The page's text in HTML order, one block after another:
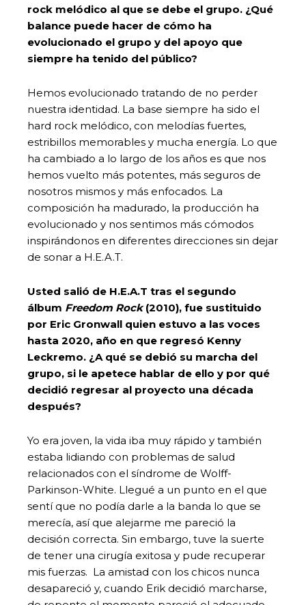
rock melódico al que se debe el grupo. ¿Qué
balance puede hacer de cómo ha
evolucionado el grupo y del apoyo que
siempre ha tenido del público?
Hemos evolucionado tratando de no perder
nuestra identidad. La base siempre ha sido el
hard rock melódico, con melodías fuertes,
estribillos memorables y mucha energía. Lo que
ha cambiado a lo largo de los años es que nos
hemos vuelto más potentes, más seguros de
nosotros mismos y más enfocados. La
composición ha madurado, la producción ha
evolucionado y nos sentimos más cómodos
inspirándonos en diferentes direcciones sin dejar
de sonar a H.E.A.T.
Usted salió de H.E.A.T tras el segundo
álbum Freedom Rock(2010), fue sustituido
por Eric Gronwall quien estuvo a las voces
hasta 2020, año en que regresó Kenny
Leckremo. ¿A qué se debió su marcha del
grupo, si le apetece hablar de ello y por qué
decidió regresar al proyecto una década
después?
Yo era joven, la vida iba muy rápido y también
estaba lidiando con problemas de salud
relacionados con el síndrome de Wolff-
Parkinson-White. Llegué a un punto en el que
sentí que no podía darle a la banda lo que se
merecía, así que alejarme me pareció la
decisión correcta. Sin embargo, tuve la suerte
de tener una cirugía exitosa y pude recuperar
mis fuerzas. La amistad con los chicos nunca
desapareció y, cuando Erik decidió marcharse,